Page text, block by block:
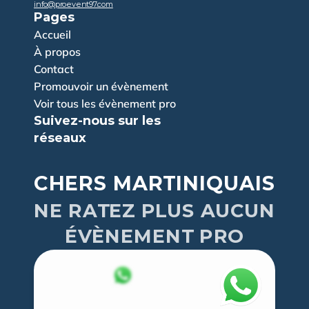
info@proevent97.com
Pages
Accueil
À propos
Contact
Promouvoir un évènement
Voir tous les évènement pro
Suivez-nous sur les
réseaux
CHERS MARTINIQUAIS
NE RATEZ PLUS AUCUN
ÉVÈNEMENT PRO